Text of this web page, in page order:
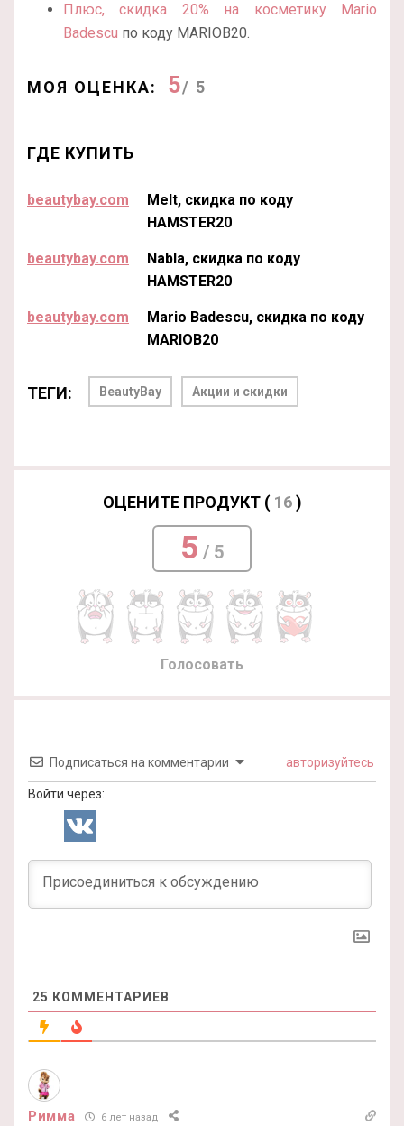
Плюс, скидка 20% на косметику Mario
Badescu по коду MARIOB20.
МОЯ ОЦЕНКА: 5/ 5
ГДЕ КУПИТЬ
beautybay.com
Melt, скидка по коду
HAMSTER20
beautybay.com
Nabla, скидка по коду
HAMSTER20
beautybay.com
Mario Badescu, скидка по коду
MARIOB20
ТЕГИ: BeautyBay Акции и скидки
ОЦЕНИТЕ ПРОДУКТ ( 16)
5 / 5
Голосовать
Подписаться на комментарии авторизуйтесь
Войти через:
25 КОММЕНТАРИЕВ
Римма 6 лет назад